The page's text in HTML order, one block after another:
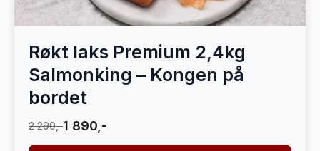
Røkt laks Premium 2,4kg
Salmonking – Kongen på
bordet
2 290,-1 890,-